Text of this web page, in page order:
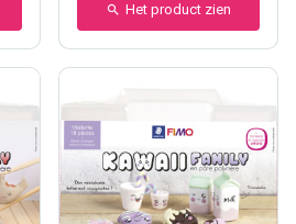
Het product zien